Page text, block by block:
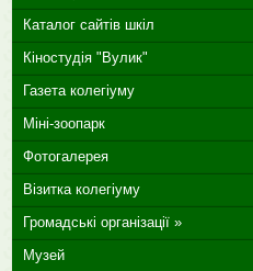
Каталог сайтів шкіл
Кіностудія "Вулик"
Газета колегіуму
Міні-зоопарк
Фотогалерея
Візитка колегіуму
Громадські організації »
Музей